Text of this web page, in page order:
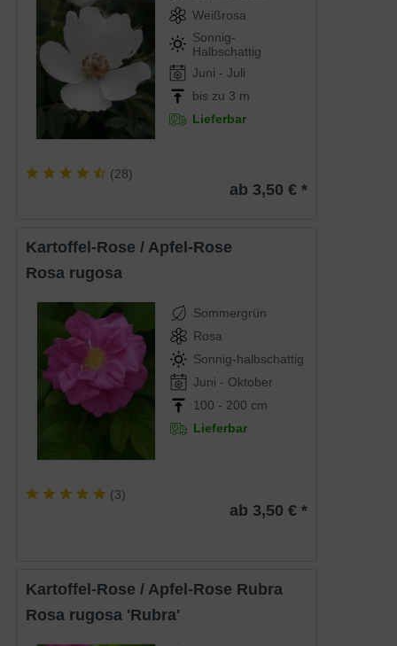
Weißrosa
Sonnig-
Halbschattig
Juni - Juli
bis zu 3 m
Lieferbar
(28)
ab 3,50 € *
Kartoffel-Rose / Apfel-Rose
Rosa rugosa
Sommergrün
Rosa
Sonnig-halbschattig
Juni - Oktober
100 - 200 cm
Lieferbar
(3)
ab 3,50 € *
Kartoffel-Rose / Apfel-Rose Rubra
Rosa rugosa 'Rubra'